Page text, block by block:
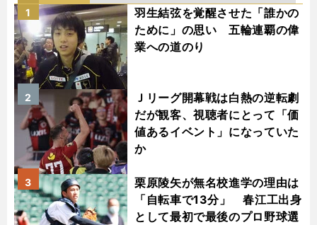
羽生結弦を覚醒させた「誰かの
ために」の思い 五輪連覇の偉
業への道のり
1
Ｊリーグ開幕戦は白熱の逆転劇
だが観客、視聴者にとって「価
値あるイベント」になっていた
か
2
栗原陵矢が無名校進学の理由は
「自転車で13分」 春江工出身
として最初で最後のプロ野球選
3